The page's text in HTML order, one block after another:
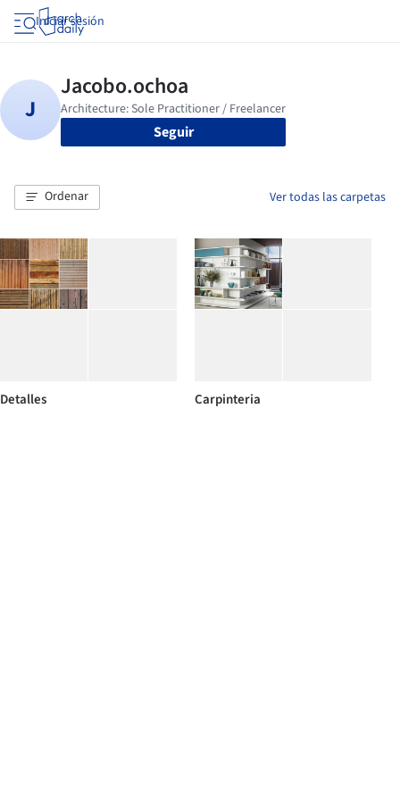
Iniciar sesión
Seguir
Ordenar Ver todas las carpetas
Detalles Carpinteria